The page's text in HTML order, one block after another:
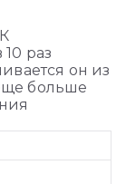
раз
он из
больше